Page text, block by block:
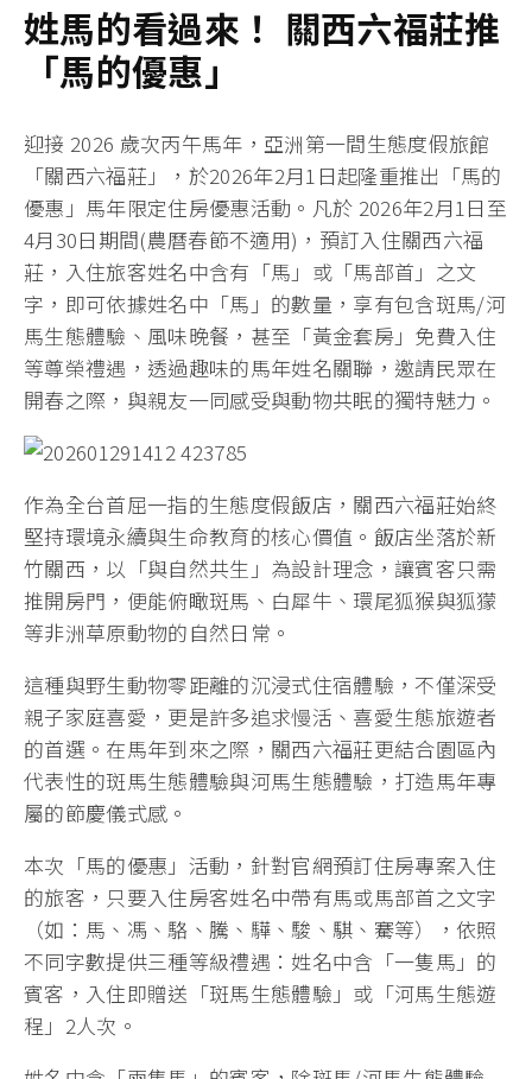
姓馬的看過來！ 關西六福莊推
「馬的優惠」
迎接 2026 歲次丙午馬年，亞洲第一間生態度假旅館
「關西六福莊」，於2026年2月1日起隆重推出「馬的
優惠」馬年限定住房優惠活動。凡於 2026年2月1日至
4月30日期間(農曆春節不適用)，預訂入住關西六福
莊，入住旅客姓名中含有「馬」或「馬部首」之文
字，即可依據姓名中「馬」的數量，享有包含斑馬/河
馬生態體驗、風味晚餐，甚至「黃金套房」免費入住
等尊榮禮遇，透過趣味的馬年姓名關聯，邀請民眾在
開春之際，與親友一同感受與動物共眠的獨特魅力。
作為全台首屈一指的生態度假飯店，關西六福莊始終
堅持環境永續與生命教育的核心價值。飯店坐落於新
竹關西，以「與自然共生」為設計理念，讓賓客只需
推開房門，便能俯瞰斑馬、白犀牛、環尾狐猴與狐獴
等非洲草原動物的自然日常。
這種與野生動物零距離的沉浸式住宿體驗，不僅深受
親子家庭喜愛，更是許多追求慢活、喜愛生態旅遊者
的首選。在馬年到來之際，關西六福莊更結合園區內
代表性的斑馬生態體驗與河馬生態體驗，打造馬年專
屬的節慶儀式感。
本次「馬的優惠」活動，針對官網預訂住房專案入住
的旅客，只要入住房客姓名中帶有馬或馬部首之文字
（如：馬、馮、駱、騰、驊、駿、騏、騫等），依照
不同字數提供三種等級禮遇：姓名中含「一隻馬」的
賓客，入住即贈送「斑馬生態體驗」或「河馬生態遊
程」2人次。